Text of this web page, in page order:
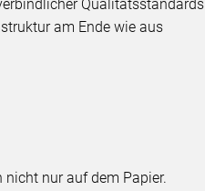
Qualitätsstandards
am Ende wie aus
nicht nur auf dem Papier.